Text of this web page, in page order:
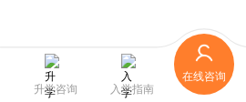
升学咨询 入学指南
在线咨询